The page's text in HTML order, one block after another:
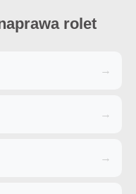
rolet
→
→
→